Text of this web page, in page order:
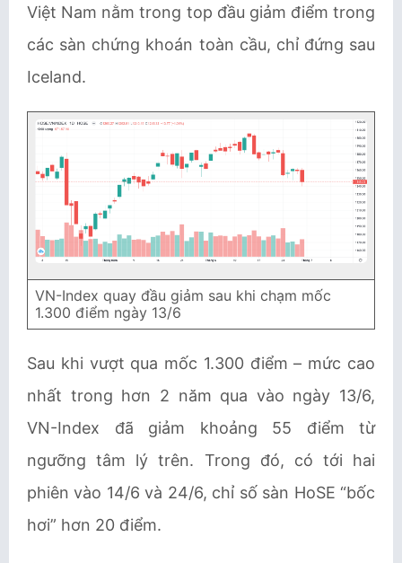
Việt Nam nằm trong top đầu giảm điểm trong
các sàn chứng khoán toàn cầu, chỉ đứng sau
Iceland.
VN-Index quay đầu giảm sau khi chạm mốc
1.300 điểm ngày 13/6
Sau khi vượt qua mốc 1.300 điểm – mức cao
nhất trong hơn 2 năm qua vào ngày 13/6,
VN-Index đã giảm khoảng 55 điểm từ
ngưỡng tâm lý trên. Trong đó, có tới hai
phiên vào 14/6 và 24/6, chỉ số sàn HoSE “bốc
hơi” hơn 20 điểm.